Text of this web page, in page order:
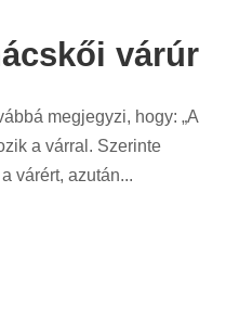
várúr
megjegyzi, hogy: „A
a várral. Szerinte
várért, azután...